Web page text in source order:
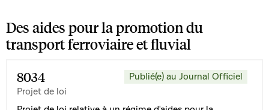
Des aides pour la promotion du
transport ferroviaire et fluvial
8034
Projet de loi
Publié(e) au Journal Officiel